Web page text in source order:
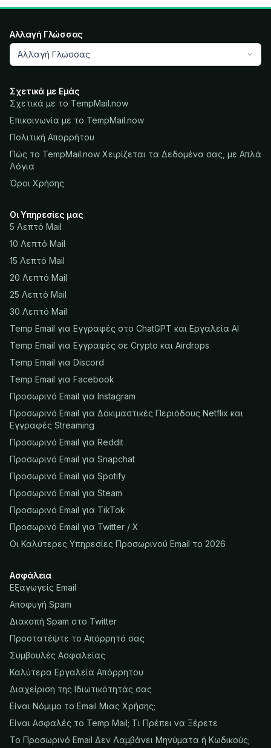
Αλλαγή Γλώσσας
Αλλαγή Γλώσσας
Σχετικά με Εμάς
Σχετικά με το TempMail.now
Επικοινωνία με το TempMail.now
Πολιτική Απορρήτου
Πώς το TempMail.now Χειρίζεται τα Δεδομένα σας, με Απλά
Λόγια
Όροι Χρήσης
Οι Υπηρεσίες μας
5 Λεπτό Mail
10 Λεπτό Mail
15 Λεπτό Mail
20 Λεπτό Mail
25 Λεπτό Mail
30 Λεπτό Mail
Temp Email για Εγγραφές στο ChatGPT και Εργαλεία AI
Temp Email για Εγγραφές σε Crypto και Airdrops
Temp Email για Discord
Temp Email για Facebook
Προσωρινό Email για Instagram
Προσωρινό Email για Δοκιμαστικές Περιόδους Netflix και
Εγγραφές Streaming
Προσωρινό Email για Reddit
Προσωρινό Email για Snapchat
Προσωρινό Email για Spotify
Προσωρινό Email για Steam
Προσωρινό Email για TikTok
Προσωρινό Email για Twitter / X
Οι Καλύτερες Υπηρεσίες Προσωρινού Email το 2026
Ασφάλεια
Εξαγωγείς Email
Αποφυγή Spam
Διακοπή Spam στο Twitter
Προστατέψτε το Απόρρητό σας
Συμβουλές Ασφαλείας
Καλύτερα Εργαλεία Απόρρητου
Διαχείριση της Ιδιωτικότητάς σας
Είναι Νόμιμο το Email Μιας Χρήσης;
Είναι Ασφαλές το Temp Mail; Τι Πρέπει να Ξέρετε
Το Προσωρινό Email Δεν Λαμβάνει Μηνύματα ή Κωδικούς;